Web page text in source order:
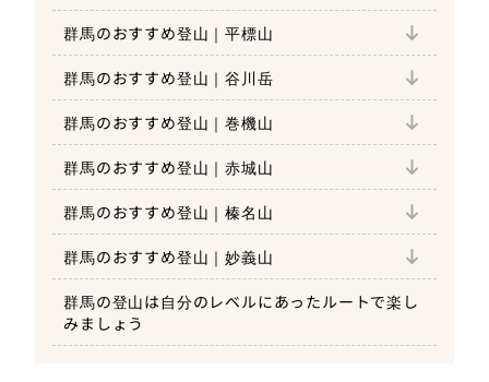
群馬のおすすめ登山｜武尊山の難易度
群馬のおすすめ登山｜平標山
群馬のおすすめ登山｜平標山の魅力
群馬のおすすめ登山｜平標山の難易度
群馬のおすすめ登山｜谷川岳
群馬のおすすめ登山｜谷川岳の魅力
群馬のおすすめ登山｜谷川岳の難易度
群馬のおすすめ登山｜巻機山
群馬のおすすめ登山｜巻機山の魅力
群馬のおすすめ登山｜巻機山の難易度
群馬のおすすめ登山｜赤城山
群馬のおすすめ登山｜赤城山の魅力
群馬のおすすめ登山｜赤城山の難易度
群馬のおすすめ登山｜榛名山
群馬のおすすめ登山｜榛名山の魅力
群馬のおすすめ登山｜榛名山の難易度
群馬のおすすめ登山｜妙義山
群馬のおすすめ登山｜妙義山の魅力
群馬のおすすめ登山｜妙義山の難易度
群馬の登山は自分のレベルにあったルートで楽し
みましょう